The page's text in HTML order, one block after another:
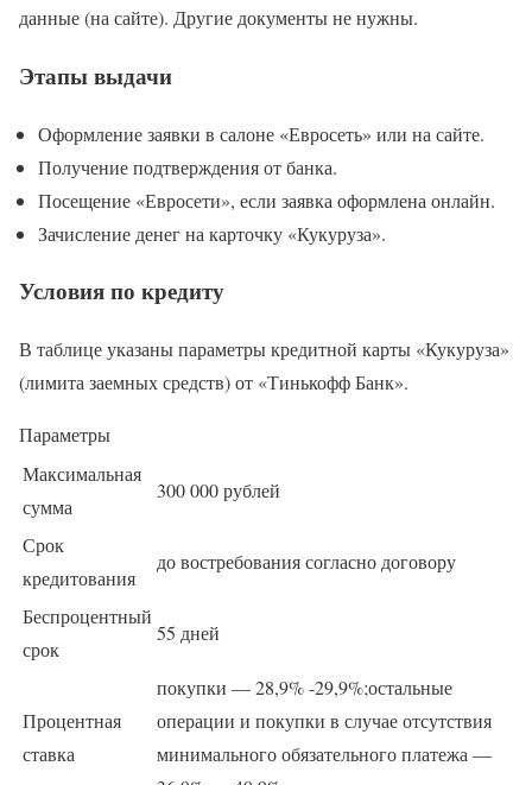
данные (на сайте). Другие документы не нужны.
Этапы выдачи
Оформление заявки в салоне «Евросеть» или на сайте.
Получение подтверждения от банка.
Посещение «Евросети», если заявка оформлена онлайн.
Зачисление денег на карточку «Кукуруза».
Условия по кредиту
В таблице указаны параметры кредитной карты «Кукуруза»
(лимита заемных средств) от «Тинькофф Банк».
Параметры
Максимальная
сумма
300 000 рублей
Срок
кредитования
до востребования согласно договору
Беспроцентный
срок
55 дней
Процентная
ставка
покупки — 28,9% -29,9%;остальные
операции и покупки в случае отсутствия
минимального обязательного платежа —